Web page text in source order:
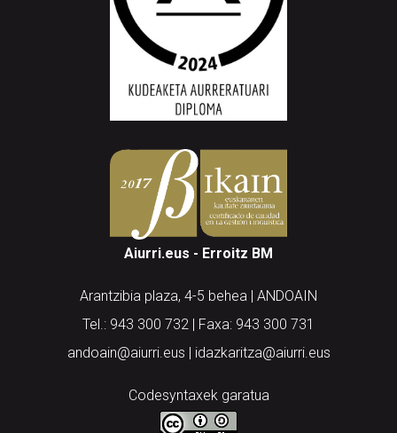
Aiurri.eus - Erroitz BM
Arantzibia plaza, 4-5 behea | ANDOAIN
Tel.: 943 300 732 | Faxa: 943 300 731
andoain@aiurri.eus | idazkaritza@aiurri.eus
Codesyntaxek garatua